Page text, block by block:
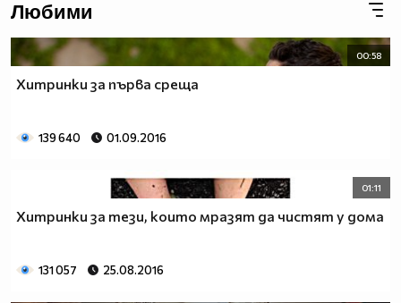
Любими
00:58
Хитринки за първа среща
139 640 01.09.2016
01:11
Хитринки за тези, които мразят да чистят у дома
131 057 25.08.2016